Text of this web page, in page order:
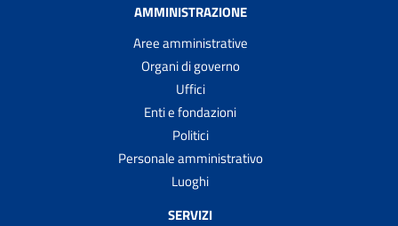
AMMINISTRAZIONE
Aree amministrative
Organi di governo
Uffici
Enti e fondazioni
Politici
Personale amministrativo
Luoghi
SERVIZI